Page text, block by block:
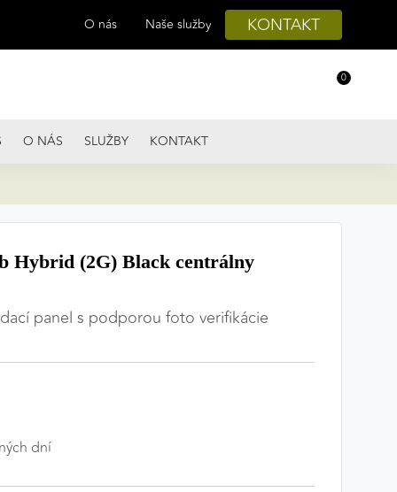
O nás Naše služby KONTAKT
0
O NÁS SLUŽBY KONTAKT
Hybrid (2G) Black centrálny
panel s podporou foto verifikácie
dní